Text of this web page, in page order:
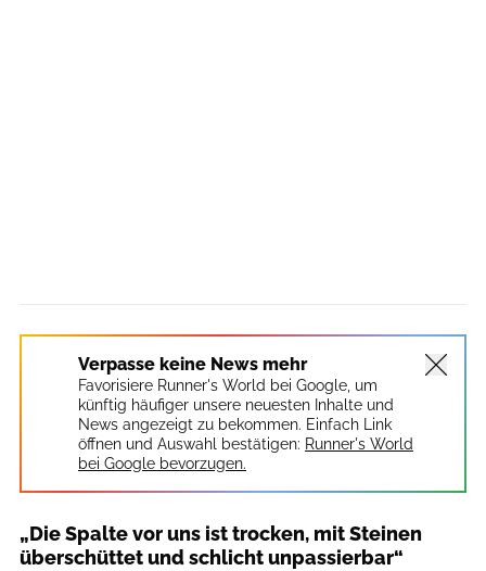
Verpasse keine News mehr
Favorisiere Runner's World bei Google, um
künftig häufiger unsere neuesten Inhalte und
News angezeigt zu bekommen. Einfach Link
öffnen und Auswahl bestätigen: Runner's World
bei Google bevorzugen.
„Die Spalte vor uns ist trocken, mit Steinen
überschüttet und schlicht unpassierbar“